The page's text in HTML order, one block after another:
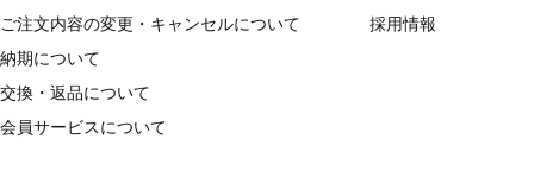
ご注文内容の変更・キャンセルについて
納期について
交換・返品について
会員サービスについて
採用情報